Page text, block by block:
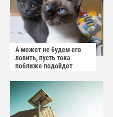
А может не будем его
ловить, пусть тока
поближе подойдет